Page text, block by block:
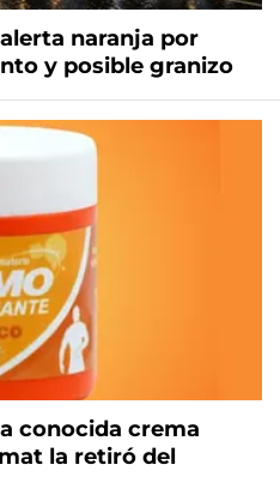
naranja por
y posible granizo
conocida crema
la retiró del